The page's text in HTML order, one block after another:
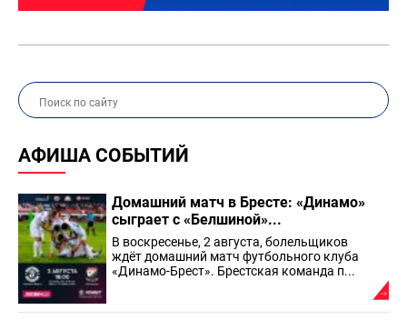
АФИША СОБЫТИЙ
Домашний матч в Бресте: «Динамо»
сыграет с «Белшиной»...
В воскресенье, 2 августа, болельщиков
ждёт домашний матч футбольного клуба
«Динамо-Брест». Брестская команда п...